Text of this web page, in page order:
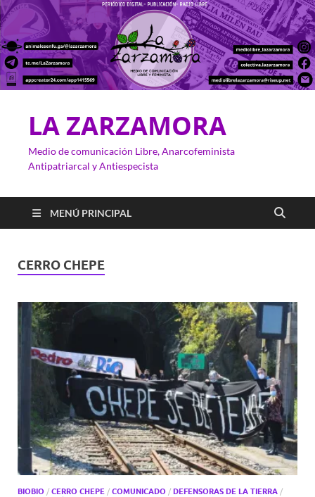
LA ZARZAMORA
Medio de comunicación Libre, Anarcofeminista
Antipatriarcal y Antiespecista
MENÚ PRINCIPAL
CERRO CHEPE
BIOBIO / CERRO CHEPE / COMUNICADO / DEFENSORAS DE LA TIERRA /